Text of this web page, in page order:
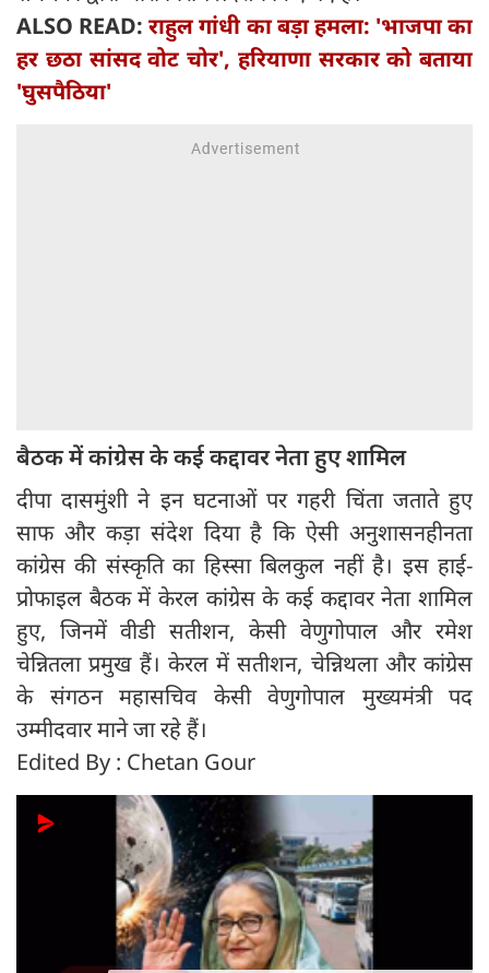
ALSO READ:राहुल गांधी का बड़ा हमला: 'भाजपा का
हर छठा सांसद वोट चोर', हरियाणा सरकार को बताया
'घुसपैठिया'
बैठक में कांग्रेस के कई कद्दावर नेता हुए शामिल
दीपा दासमुंशी ने इन घटनाओं पर गहरी चिंता जताते हुए
साफ और कड़ा संदेश दिया है कि ऐसी अनुशासनहीनता
कांग्रेस की संस्कृति का हिस्सा बिलकुल नहीं है। इस हाई-
प्रोफाइल बैठक में केरल कांग्रेस के कई कद्दावर नेता शामिल
हुए, जिनमें वीडी सतीशन, केसी वेणुगोपाल और रमेश
चेन्नितला प्रमुख हैं। केरल में सतीशन, चेन्निथला और कांग्रेस
के संगठन महासचिव केसी वेणुगोपाल मुख्यमंत्री पद
उम्मीदवार माने जा रहे हैं।
Edited By : Chetan Gour